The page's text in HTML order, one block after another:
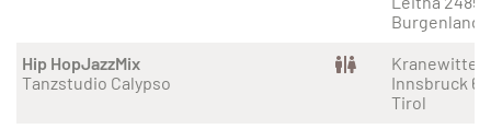
Burgenland
Hip HopJazzMix
Tanzstudio Calypso
Innsbruck
Tirol